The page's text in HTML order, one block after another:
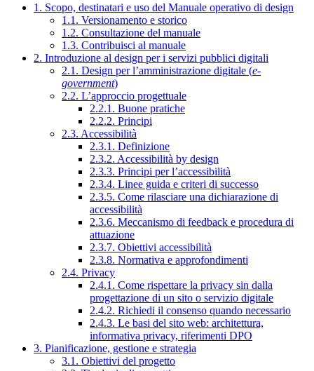
1. Scopo, destinatari e uso del Manuale operativo di design
1.1. Versionamento e storico
1.2. Consultazione del manuale
1.3. Contribuisci al manuale
2. Introduzione al design per i servizi pubblici digitali
2.1. Design per l’amministrazione digitale (e-
government)
2.2. L’approccio progettuale
2.2.1. Buone pratiche
2.2.2. Principi
2.3. Accessibilità
2.3.1. Definizione
2.3.2. Accessibilità by design
2.3.3. Principi per l’accessibilità
2.3.4. Linee guida e criteri di successo
2.3.5. Come rilasciare una dichiarazione di
accessibilità
2.3.6. Meccanismo di feedback e procedura di
attuazione
2.3.7. Obiettivi accessibilità
2.3.8. Normativa e approfondimenti
2.4. Privacy
2.4.1. Come rispettare la privacy sin dalla
progettazione di un sito o servizio digitale
2.4.2. Richiedi il consenso quando necessario
2.4.3. Le basi del sito web: architettura,
informativa privacy, riferimenti DPO
3. Pianificazione, gestione e strategia
3.1. Obiettivi del progetto